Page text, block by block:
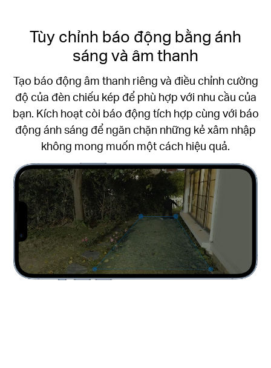
Tùy chỉnh báo động bằng ánh
sáng và âm thanh
Tạo báo động âm thanh riêng và điều chỉnh cường
độ của đèn chiếu kép để phù hợp với nhu cầu của
bạn. Kích hoạt còi báo động tích hợp cùng với báo
động ánh sáng để ngăn chặn những kẻ xâm nhập
không mong muốn một cách hiệu quả.